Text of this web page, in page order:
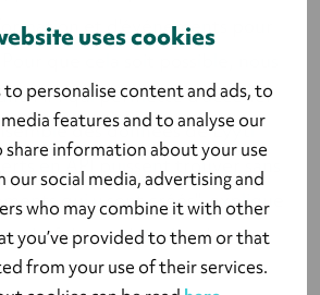
uses cookies
to personalise content and ads, to
features and to analyse our
share information about your use
our social media, advertising and
who may combine it with other
you’ve provided to them or that
from your use of their services.
et d'événements pour
API qui permette d'accéder
des données de Lyyti
en API puissent trouver sans
qui y sont créés", explique
chef de produit chez Lyyti.